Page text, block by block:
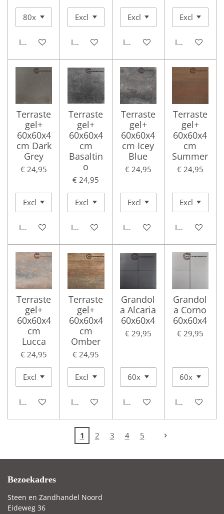
In winkelwagenIn winkelwagenIn winkelwagenIn
Terraste
gel+
60x60x4
cm Dark
Grey
€ 24,95
In winkelwagen
Terraste
gel+
60x60x4
cm
Basaltin
o
€ 24,95
In winkelwagen
Terraste
gel+
60x60x4
cm Icey
Blue
€ 24,95
In winkelwagen
Terraste
gel+
60x60x4
cm
Summer
€ 24,95
In
Terraste
gel+
60x60x4
cm
Lucca
€ 24,95
In winkelwagen
Terraste
gel+
60x60x4
cm
Omber
€ 24,95
In winkelwagen
Grandol
a Alcaria
60x60x4
€ 29,95
In winkelwagen
Grandol
a Corno
60x60x4
€ 29,95
In
1 2 3 4 5
Bezoekadres
Steen en Zandhandel Noord
Eideweg 36